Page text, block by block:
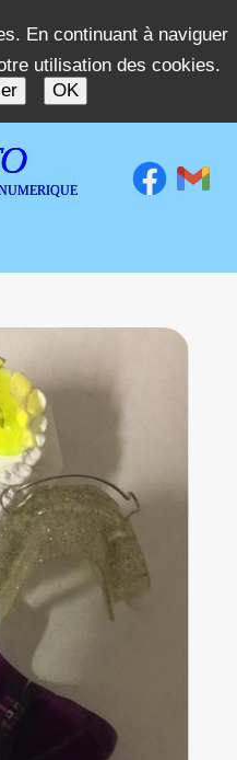
En continuant à naviguer
utilisation des cookies.
OK